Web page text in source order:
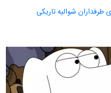
شوالیه تاریکی